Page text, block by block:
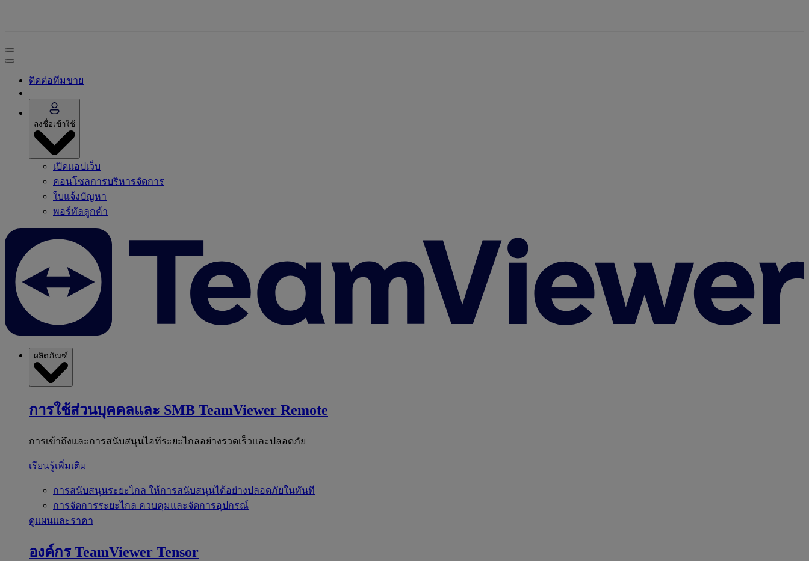
ติดต่อทีมขาย
ลงชื่อเข้าใช้
เปิดแอปเว็บ
คอนโซลการบริหารจัดการ
ใบแจ้งปัญหา
พอร์ทัลลูกค้า
ผลิตภัณฑ์
การใช้ส่วนบุคคลและ SMB TeamViewer Remote
การเข้าถึงและการสนับสนุนไอทีระยะไกลอย่างรวดเร็วและปลอดภัย
เรียนรู้เพิ่มเติม
การสนับสนุนระยะไกล ให้การสนับสนุนได้อย่างปลอดภัยในทันที
การจัดการระยะไกล ควบคุมและจัดการอุปกรณ์
ดูแผนและราคา
องค์กร TeamViewer Tensor